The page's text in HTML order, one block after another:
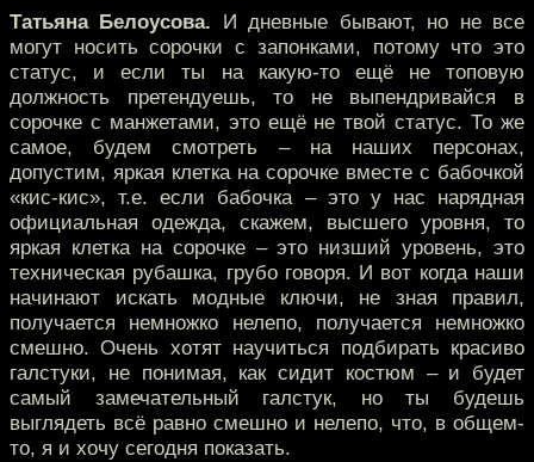
Татьяна Белоусова. И дневные бывают, но не все
могут носить сорочки с запонками, потому что это
статус, и если ты на какую-то ещё не топовую
должность претендуешь, то не выпендривайся в
сорочке с манжетами, это ещё не твой статус. То же
самое, будем смотреть – на наших персонах,
допустим, яркая клетка на сорочке вместе с бабочкой
«кис-кис», т.е. если бабочка – это у нас нарядная
официальная одежда, скажем, высшего уровня, то
яркая клетка на сорочке – это низший уровень, это
техническая рубашка, грубо говоря. И вот когда наши
начинают искать модные ключи, не зная правил,
получается немножко нелепо, получается немножко
смешно. Очень хотят научиться подбирать красиво
галстуки, не понимая, как сидит костюм – и будет
самый замечательный галстук, но ты будешь
выглядеть всё равно смешно и нелепо, что, в общем-
то, я и хочу сегодня показать.